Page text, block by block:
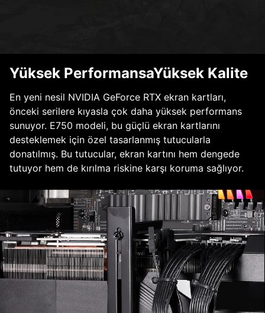
Yüksek PerformansaYüksek Kalite
En yeni nesil NVIDIA GeForce RTX ekran kartları,
önceki serilere kıyasla çok daha yüksek performans
sunuyor. E750 modeli, bu güçlü ekran kartlarını
desteklemek için özel tasarlanmış tutucularla
donatılmış. Bu tutucular, ekran kartını hem dengede
tutuyor hem de kırılma riskine karşı koruma sağlıyor.